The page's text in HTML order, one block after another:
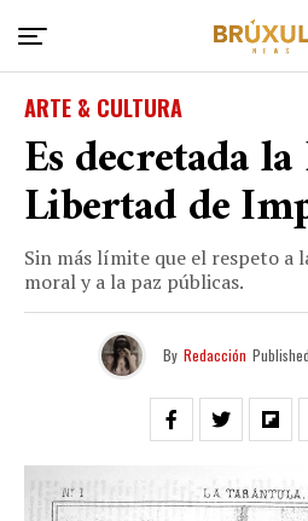
ARTE & CULTURA
Es decretada
Libertad de
Sin más límite que el respeto a
moral y a la paz públicas.
By Redacción Published